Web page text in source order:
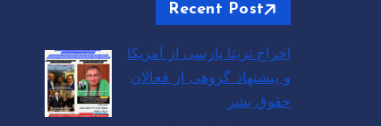
Recent Post
اخراج تریتا پارسی از آمریکا
و پیشنهاد گروهی از فعالان
حقوق بشر